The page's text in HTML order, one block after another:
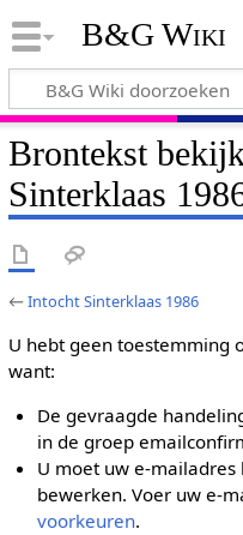
B&G Wiki
Brontekst
Sinterklaas
←Intocht Sinterklaas 1986
U hebt geen toestemming
want:
De gevraagde
in de groep
U moet uw e-
bewerken. Voer uw e-
voorkeuren.